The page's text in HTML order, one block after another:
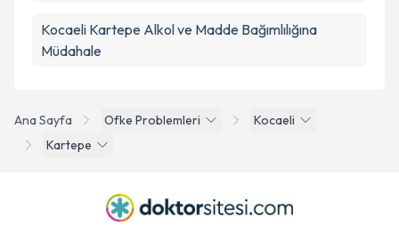
Ana Sayfa Ofke Problemleri
Kocaeli
Kartepe
Kocaeli Kartepe Alkol ve Madde Bağımlılığına
Müdahale